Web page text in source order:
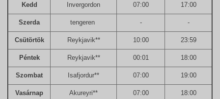
Kedd Invergordon 07:00 17:00
Szerda tengeren - -
Csütörtök Reykjavik** 10:00 23:59
Péntek Reykjavik** 00:01 18:00
Szombat Isafjordur** 07:00 19:00
Vasárnap Akureyri** 07:00 18:00